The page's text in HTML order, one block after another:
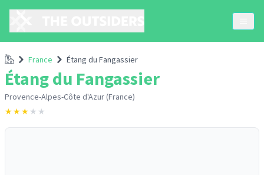
Accueil
France Étang du Fangassier
Étang du Fangassier
Provence-Alpes-Côte d'Azur (France)
★★★ ★ ★